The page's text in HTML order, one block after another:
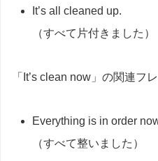
It’s all cleaned up.
（すべて片付きました）
「It’s clean now」の関連フ
Everything is in order
（すべて整いました）